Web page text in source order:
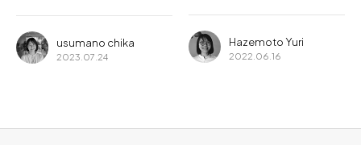
usumano chika
2023.07.24
Hazemoto Yuri
2022.06.16